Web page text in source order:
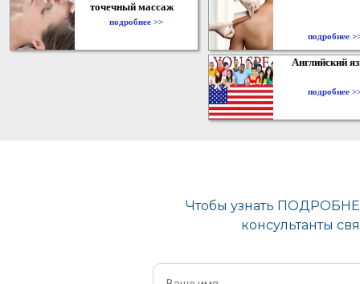
точечный массаж
подробнее >>
подробнее
Английский
подробнее